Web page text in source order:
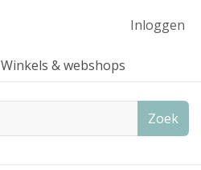
Inloggen
Winkels & webshops
Zoek